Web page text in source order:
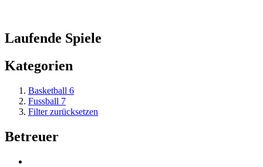
Laufende Spiele
Kategorien
Basketball 6
Fussball 7
Filter zurücksetzen
Betreuer